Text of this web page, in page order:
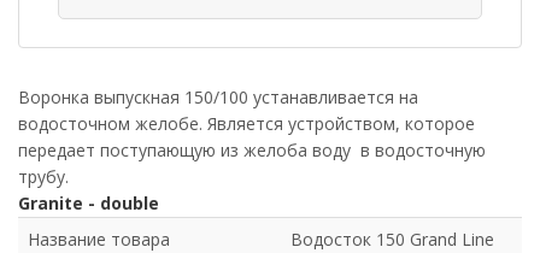
Воронка выпускная 150/100 устанавливается на
водосточном желобе. Является устройством, которое
передает поступающую из желоба воду в водосточную
трубу.
Granite - double
Название товара
Водосток 150 Grand Line